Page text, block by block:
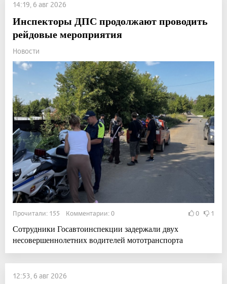
14:19, 6 авг 2026
Инспекторы ДПС продолжают проводить
рейдовые мероприятия
Новости
Прочитали: 155 Комментарии: 0 0 1
Сотрудники Госавтоинспекции задержали двух
несовершеннолетних водителей мототранспорта
12:53, 6 авг 2026